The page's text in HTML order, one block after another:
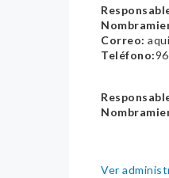
Correo:
Teléfono:
Ver